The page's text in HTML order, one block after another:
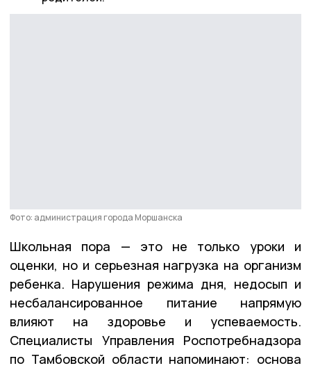
Фото: администрация города Моршанска
Школьная пора — это не только уроки и
оценки, но и серьезная нагрузка на организм
ребенка. Нарушения режима дня, недосып и
несбалансированное питание напрямую
влияют на здоровье и успеваемость.
Специалисты Управления Роспотребнадзора
по Тамбовской области напоминают: основа